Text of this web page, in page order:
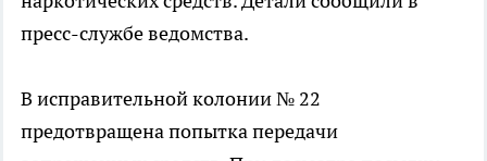
пресс-службе ведомства.
В исправительной колонии № 22
предотвращена попытка передачи